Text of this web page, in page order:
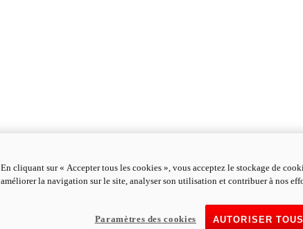
En cliquant sur « Accepter tous les cookies », vous acceptez le stockage de
améliorer la navigation sur le site, analyser son utilisation et contribuer à nos
AUTORISER
Paramètres des cookies